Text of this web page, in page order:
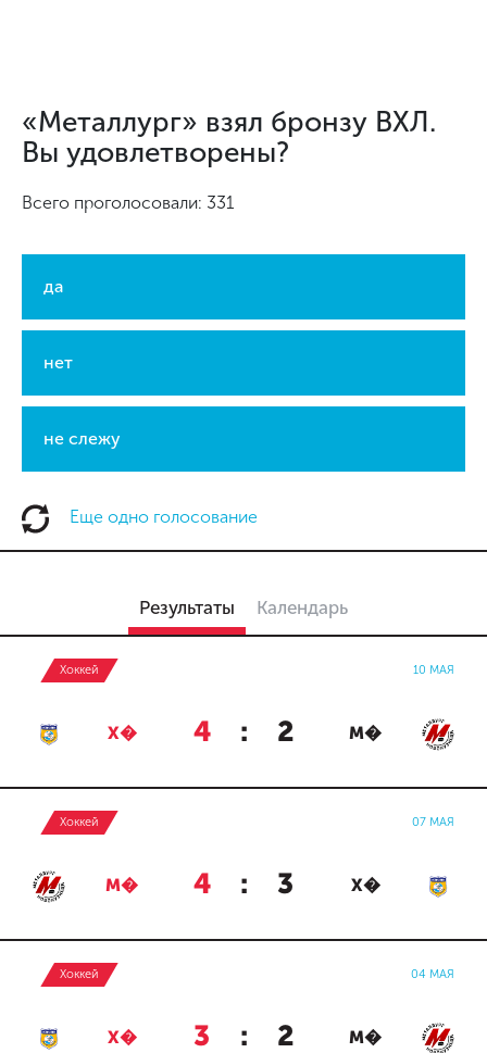
«Металлург» взял бронзу ВХЛ.
Вы удовлетворены?
Всего проголосовали: 331
да
нет
не слежу
Еще одно голосование
Результаты Календарь
Хоккей 10 МАЯ
Х� 4 : 2 М�
Хоккей 07 МАЯ
М� 4 : 3 Х�
Хоккей 04 МАЯ
Х� 3 : 2 М�